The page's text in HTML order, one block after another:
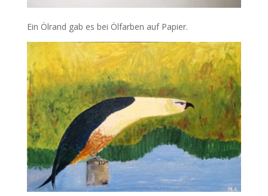
Ein Ölrand gab es bei Ölfarben auf Papier.